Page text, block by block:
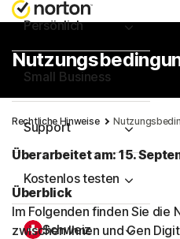
Persönlich
Small Business
Support
Kostenlos testen
Schweiz
Rechtliche Hinweise
Überarbeitet am: 15.
Überblick
Im Folgenden finden Sie die
zwischen Ihnen und Gen